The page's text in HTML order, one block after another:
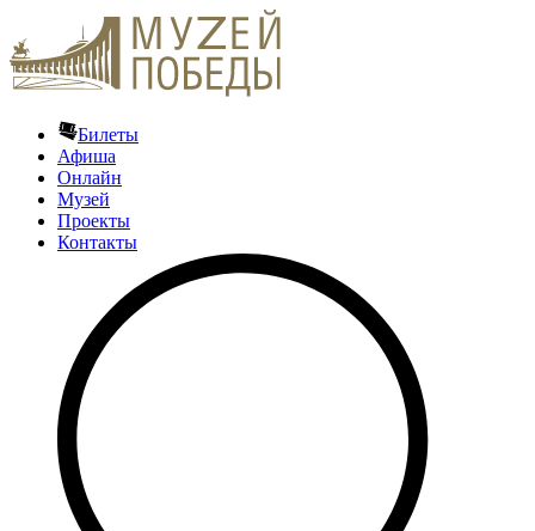
Билеты
Афиша
Онлайн
Музей
Проекты
Контакты